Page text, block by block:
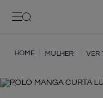
MULHER VER
camisa
camiseta